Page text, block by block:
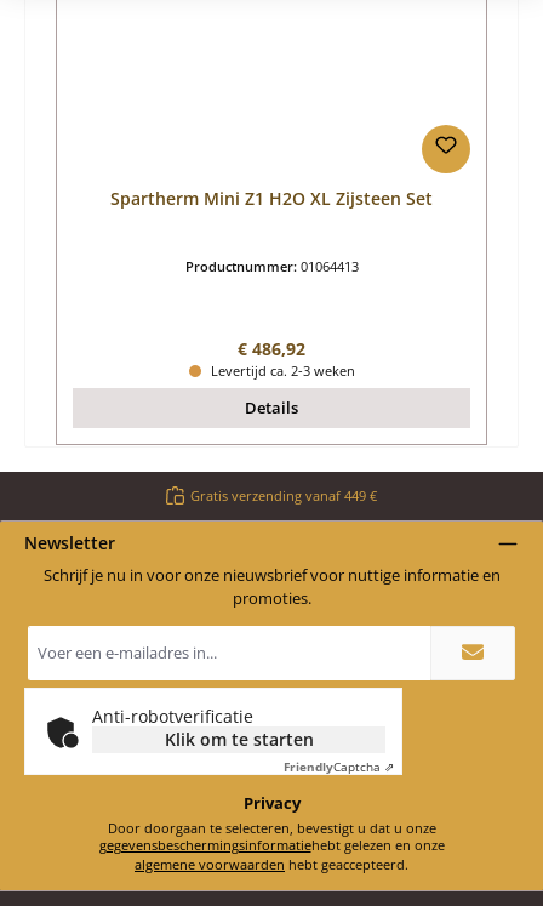
Spartherm Mini Z1 H2O XL Zijsteen Set
Productnummer: 01064413
Normale prijs:
€ 486,92
Levertijd ca. 2-3 weken
Details
Gratis verzending vanaf 449 €
Newsletter
Schrijf je nu in voor onze nieuwsbrief voor nuttige informatie en
promoties.
mailadres
Anti-robotverificatie
Klik om te starten
FriendlyCaptcha ⇗
Privacy
Door doorgaan te selecteren, bevestigt u dat u onze
gegevensbeschermingsinformatie
hebt gelezen en onze
algemene voorwaarden hebt geaccepteerd.